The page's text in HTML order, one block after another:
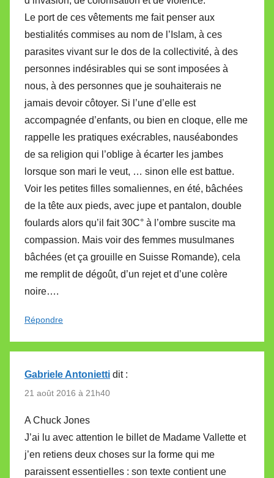
Le port de ces vêtements me fait penser aux
bestialités commises au nom de l’Islam, à ces
parasites vivant sur le dos de la collectivité, à des
personnes indésirables qui se sont imposées à
nous, à des personnes que je souhaiterais ne
jamais devoir côtoyer. Si l’une d’elle est
accompagnée d’enfants, ou bien en cloque, elle me
rappelle les pratiques exécrables, nauséabondes
de sa religion qui l’oblige à écarter les jambes
lorsque son mari le veut, … sinon elle est battue.
Voir les petites filles somaliennes, en été, bâchées
de la tête aux pieds, avec jupe et pantalon, double
foulards alors qu’il fait 30C° à l’ombre suscite ma
compassion. Mais voir des femmes musulmanes
bâchées (et ça grouille en Suisse Romande), cela
me remplit de dégoût, d’un rejet et d’une colère
noire….
Répondre
Gabriele Antonietti dit :
21 août 2016 à 21h40
A Chuck Jones
J’ai lu avec attention le billet de Madame Vallette et
j’en retiens deux choses sur la forme qui me
paraissent essentielles : son texte contient une